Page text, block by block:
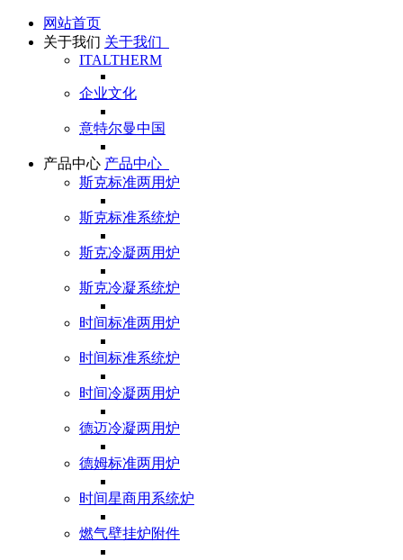
网站首页
关于我们 关于我们
ITALTHERM
企业文化
意特尔曼中国
产品中心 产品中心
斯克标准两用炉
斯克标准系统炉
斯克冷凝两用炉
斯克冷凝系统炉
时间标准两用炉
时间标准系统炉
时间冷凝两用炉
德迈冷凝两用炉
德姆标准两用炉
时间星商用系统炉
燃气壁挂炉附件